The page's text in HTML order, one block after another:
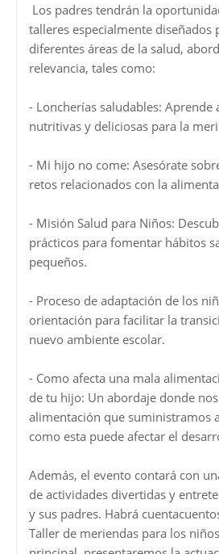
Los padres tendrán la
talleres especialmente diseñados
diferentes áreas de la salud,
relevancia, tales como:
- Loncherías saludables: Aprende
nutritivas y deliciosas para la
- Mi hijo no come: Asesórate
retos relacionados con la
- Misión Salud para Niños:
prácticos para fomentar hábitos
pequeños.
- Proceso de adaptación de los
orientación para facilitar la
nuevo ambiente escolar.
- Como afecta una mala
de tu hijo: Un abordaje donde
alimentación que suministramos
como esta puede afectar el
Además, el evento contará con
de actividades divertidas y
y sus padres. Habrá
Taller de meriendas para los